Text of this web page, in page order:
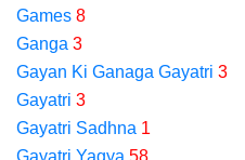
Games 8
Ganga 3
Gayan Ki Ganaga Gayatri 3
Gayatri 3
Gayatri Sadhna 1
Gayatri Yagya 58